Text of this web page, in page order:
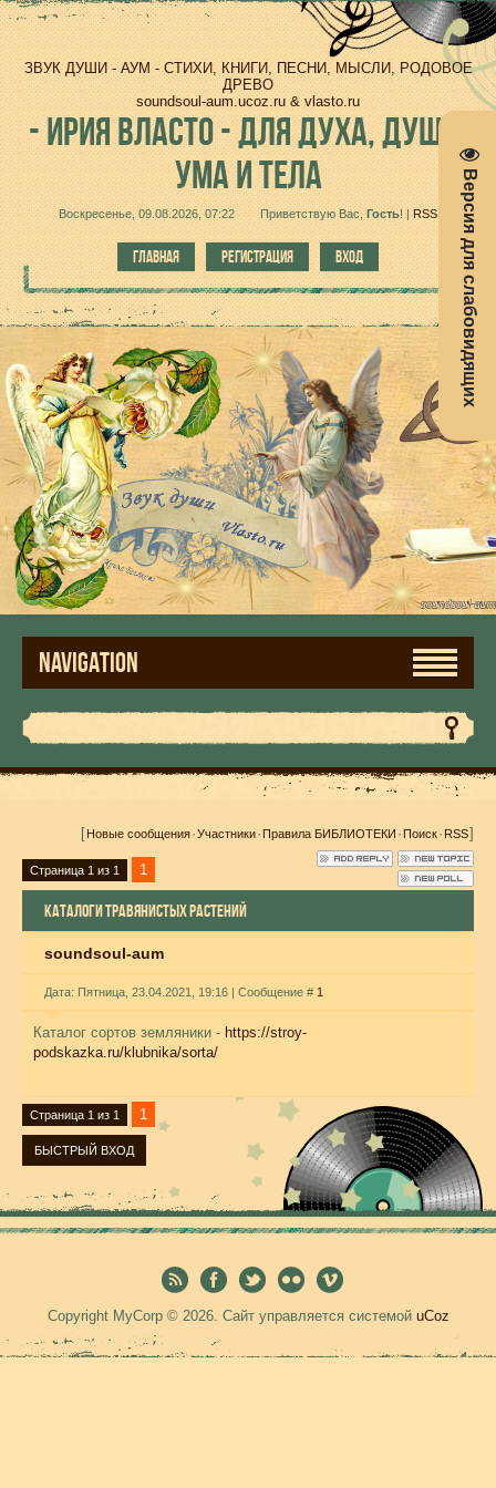
Версия для слабовидящих
ЗВУК ДУШИ - АУМ - СТИХИ, КНИГИ, ПЕСНИ, МЫСЛИ, РОДОВОЕ
ДРЕВО
soundsoul-aum.ucoz.ru & vlasto.ru
-ИРИЯ ВЛАСТО - ДЛЯ ДУХА, ДУШИ,
УМА И ТЕЛА
Воскресенье, 09.08.2026, 07:22 Приветствую Вас Гость! | RSS
ГЛАВНАЯ РЕГИСТРАЦИЯ ВХОД
NAVIGATION
[Новые сообщения·Участники·Правила БИБЛИОТЕКИ·Поиск·RSS]
Страница 1 из 1 1
КАТАЛОГИ ТРАВЯНИСТЫХ РАСТЕНИЙ
soundsoul-aum
Дата: Пятница, 23.04.2021, 19:16 | Сообщение # 1
Каталог сортов земляники - https://stroy-
podskazka.ru/klubnika/sorta/
Страница 1 из 1 1
Copyright MyCorp © 2026. Сайт управляется системой uCoz